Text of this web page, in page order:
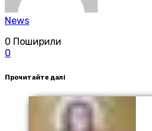
News
0 Поширили
0
Прочитайте далі